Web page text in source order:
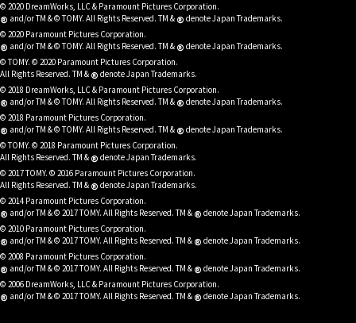
© 2020 DreamWorks, LLC & Paramount Pictures Corporation.
® and/or TM & © TOMY. All Rights Reserved. TM & ® denote Japan Trademarks.
© 2020 Paramount Pictures Corporation.
® and/or TM & © TOMY. All Rights Reserved. TM & ® denote Japan Trademarks.
© TOMY. © 2020 Paramount Pictures Corporation.
All Rights Reserved. TM & ® denote Japan Trademarks.
© 2018 DreamWorks, LLC & Paramount Pictures Corporation.
® and/or TM & © TOMY. All Rights Reserved. TM & ® denote Japan Trademarks.
© 2018 Paramount Pictures Corporation.
® and/or TM & © TOMY. All Rights Reserved. TM & ® denote Japan Trademarks.
© TOMY. © 2018 Paramount Pictures Corporation.
All Rights Reserved. TM & ® denote Japan Trademarks.
© 2017 TOMY. © 2016 Paramount Pictures Corporation.
All Rights Reserved. TM & ® denote Japan Trademarks.
© 2014 Paramount Pictures Corporation.
® and/or TM & © 2017 TOMY. All Rights Reserved. TM & ® denote Japan Trademarks.
© 2010 Paramount Pictures Corporation.
® and/or TM & © 2017 TOMY. All Rights Reserved. TM & ® denote Japan Trademarks.
© 2008 Paramount Pictures Corporation.
® and/or TM & © 2017 TOMY. All Rights Reserved. TM & ® denote Japan Trademarks.
© 2006 DreamWorks, LLC & Paramount Pictures Corporation.
® and/or TM & © 2017 TOMY. All Rights Reserved. TM & ® denote Japan Trademarks.